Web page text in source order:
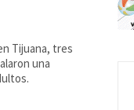
Tijuana, tres
una